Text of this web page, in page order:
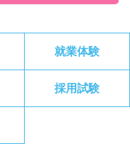
就業体験
採用試験